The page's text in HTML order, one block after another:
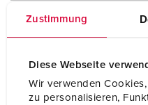
Zustimmung
Diese Webseite
Wir verwenden
zu personalisieren,
Uurstand
Beschermingsgraad
Aanrakingsveiligheid